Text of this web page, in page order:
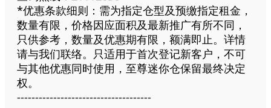
*优惠条款细则：需为指定仓型及预缴指定租金，
数量有限，价格因应面积及最新推广有所不同，
只供参考，数量及优惠期有限，额满即止。详情
请与我们联络。只适用于首次登记新客户，不可
与其他优惠同时使用，至尊迷你仓保留最终决定
权。
-------------------------------------